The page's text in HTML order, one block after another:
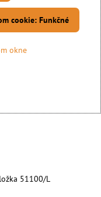
cookie: Funkčné
okne
51100/L